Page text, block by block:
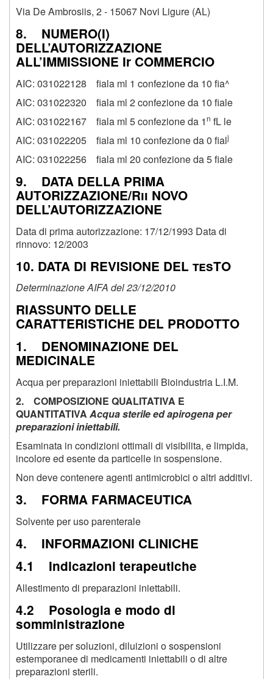
Via De Ambrosiis, 2 - 15067 Novi Ligure (AL)
8. NUMERO(I)
DELL’AUTORIZZAZIONE
ALL’IMMISSIONE Ir COMMERCIO
AIC: 031022128 fiala ml 1 confezione da 10 fia^
AIC: 031022320 fiala ml 2 confezione da 10 fiale
AIC: 031022167 fiala ml 5 confezione da 1n fL le
AIC: 031022205 fiala ml 10 confezione da0 fialj
AIC: 031022256 fiala ml 20 confezione da 5 fiale
9. DATA DELLA PRIMA
AUTORIZZAZIONE/Rii NOVO
DELL’AUTORIZZAZIONE
Data di prima autorizzazione: 17/12/1993 Data di
rinnovo: 12/2003
10. DATA DI REVISIONE DEL tesTO
Determinazione AIFA del 23/12/2010
RIASSUNTO DELLE
CARATTERISTICHE DEL PRODOTTO
1. DENOMINAZIONE DEL
MEDICINALE
Acqua per preparazioni iniettabili Bioindustria L.I.M.
2. COMPOSIZIONE QUALITATIVA E
QUANTITATIVA Acqua sterile ed apirogena per
preparazioni iniettabili.
Esaminata in condizioni ottimali di visibilita, e limpida,
incolore ed esente da particelle in sospensione.
Non deve contenere agenti antimicrobici o altri additivi.
3. FORMA FARMACEUTICA
Solvente per uso parenterale
4. INFORMAZIONI CLINICHE
4.1 Indicazioni terapeutiche
Allestimento di preparazioni iniettabili.
4.2 Posologia e modo di
somministrazione
Utilizzare per soluzioni, diluizioni o sospensioni
estemporanee di medicamenti iniettabili o di altre
preparazioni sterili.